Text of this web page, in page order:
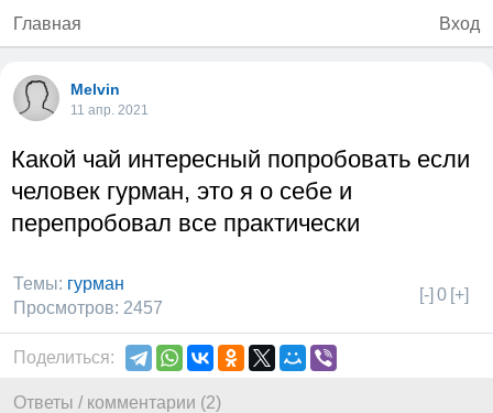
Главная Вход
Melvin
11 апр. 2021
Какой чай интересный попробовать если
человек гурман, это я о себе и
перепробовал все практически
[-] 0 [+]
Темы: гурман
Просмотров: 2457
Поделиться:
Ответы / комментарии (2)